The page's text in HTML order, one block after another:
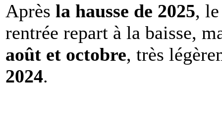
Après la hausse de 2025,
rentrée repart à la baisse,
août et octobre, très
2024.